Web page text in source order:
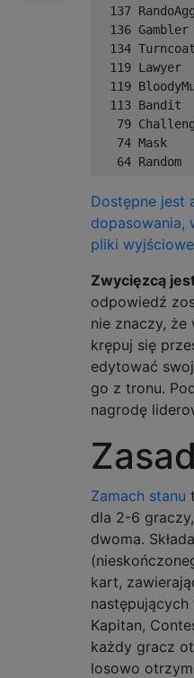
137
  136 Gambler
  134 Turncoat
  119 Lawyer
119
  113 Bandit
79
   74 Mask
Dostępne jest
dopasowania,
pliki
Zwycięzcą
odpowiedź
nie znaczy, że
krępuj się
edytować
go z tronu.
nagrodę
Zamach stanu
dla 2-6
dwoma.
kart,
Kapitan,
każdy gracz
losowo